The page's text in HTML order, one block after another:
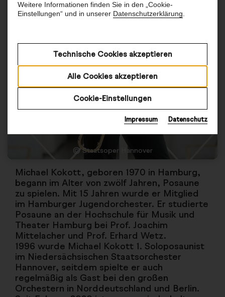
Weitere Informationen finden Sie in den „Cookie-
Einstellungen“ und in unserer Datenschutzerklärung
Technische Cookies akzeptieren
Alle Cookies akzeptieren
Cookie-Einstellungen
Impressum Datenschutz
© Staatsoper Hannover
Michael Kokott, geboren 1970 in Hamburg,
begann im Alter von zwölf Jahren, Posaune
zu spielen. Mit 15 Jahren wurde er Mitglied
im Hamburger Jugendorchester. Er studierte
Posaune an der Hochschule für Musik und
Theater Hamburg bei Prof. Joachim
Mittelacher und Prof. Erhard Wetz.
1996 wurde Michael Kokott 1. Soloposaunist
im Niedersächsischen Staatsorchester
Hannover, seitdem spielte er auch
regelmäßig als Gast bei den großen
Orchestern in Norddeutschland und Berlin.